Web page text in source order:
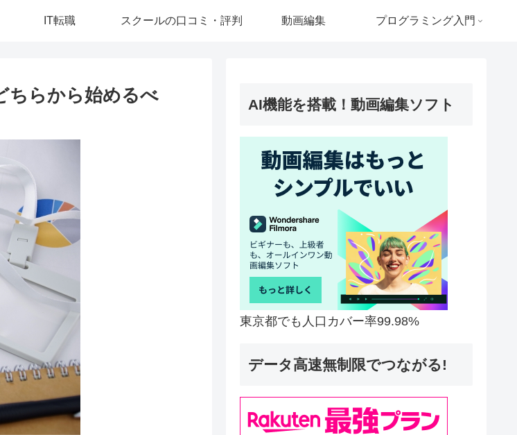
IT転職 スクールの口コミ・評判 動画編集 プログラミング入門
ちらから始めるべ
AI機能を搭載！動画編集ソフト
東京都でも人口カバー率99.98%
データ高速無制限でつながる!